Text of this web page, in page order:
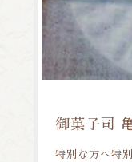
御菓子司
特別な方へ特